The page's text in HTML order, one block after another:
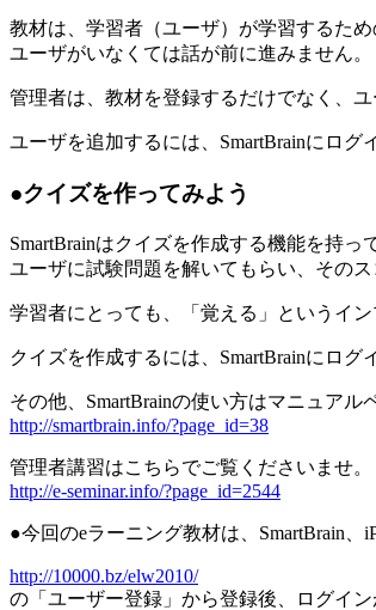
教材は、学習者（ユーザ）が学習するため
ユーザがいなくては話が前に進みません。
管理者は、教材を登録するだけでなく、ユ
ユーザを追加するには、SmartBrainにロ
●クイズを作ってみよう
SmartBrainはクイズを作成する機能を持っ
ユーザに試験問題を解いてもらい、その
学習者にとっても、「覚える」というイ
クイズを作成するには、SmartBrainにロ
その他、SmartBrainの使い方はマニュア
http://smartbrain.info/?page_id=38
管理者講習はこちらでご覧くださいませ。
http://e-seminar.info/?page_id=2544
●今回のeラーニング教材は、SmartBrain
http://10000.bz/elw2010/
の「ユーザー登録」から登録後、ログイン